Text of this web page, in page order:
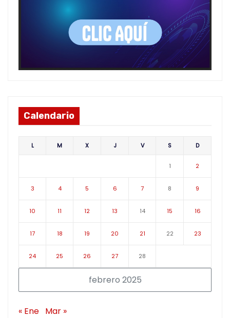
Calendario
febrero 2025
L M X J V S D
1 2
3 4 5 6 7 8 9
10 11 12 13 14 15 16
17 18 19 20 21 22 23
24 25 26 27 28
« Ene Mar »